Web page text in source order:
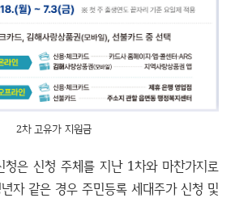
2차 고유가 지원금
은 신청 주체를 지난 1차와 마찬가지로
자 같은 경우 주민등록 세대주가 신청 및